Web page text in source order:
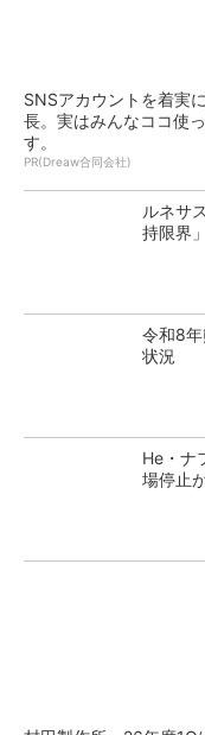
SNSアカウントを着実
長。実はみんなココ使
す。
PR(Dreaw合同会社)
ルネサ
持限界
令和8
状況
He・ナ
場停止